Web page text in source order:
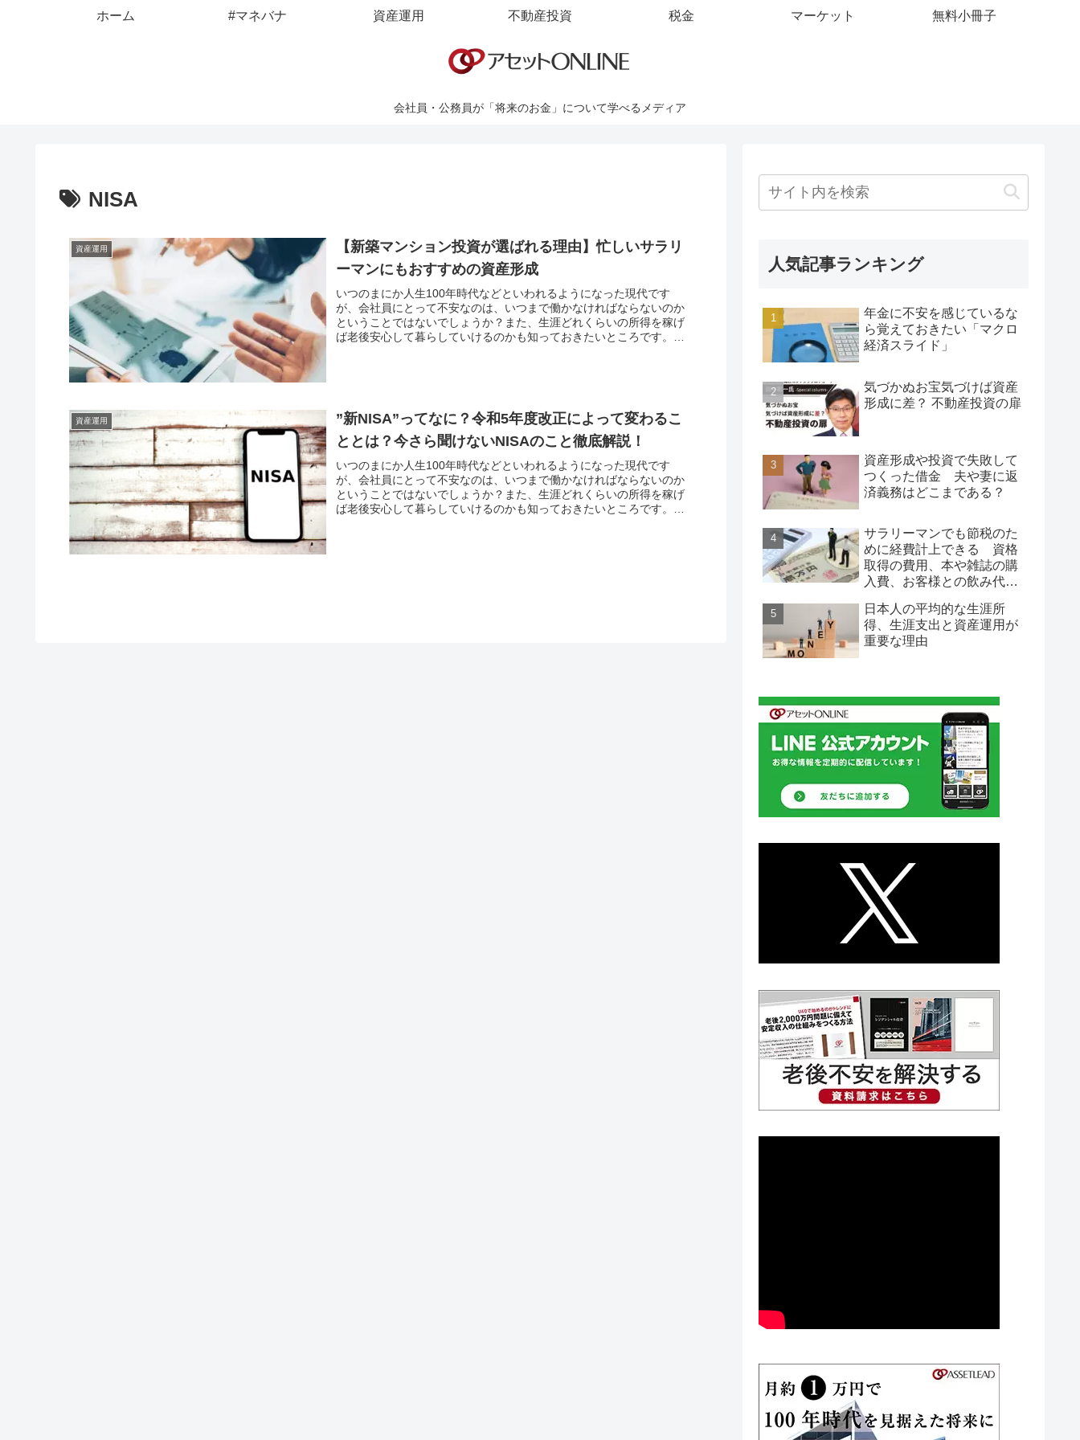
会社員・公務員が「将来のお金」について学べるメディア
ホーム #マネバナ 資産運用 不動産投資 税金 マーケット 無料小冊子
NISA
資産運用
【新築マンション投資が選ばれる理由】忙しいサラリ
ーマンにもおすすめの資産形成
いつのまにか人生100年時代などといわれるようになった現代です
が、会社員にとって不安なのは、いつまで働かなければならないのか
ということではないでしょうか？また、生涯どれくらいの所得を稼げ
ば老後安心して暮らしていけるのかも知っておきたいところです。今
資産運用
”新NISA”ってなに？令和5年度改正によって変わるこ
ととは？今さら聞けないNISAのこと徹底解説！
いつのまにか人生100年時代などといわれるようになった現代です
が、会社員にとって不安なのは、いつまで働かなければならないのか
ということではないでしょうか？また、生涯どれくらいの所得を稼げ
ば老後安心して暮らしていけるのかも知っておきたいところです。今
人気記事ランキング
年金に不安を感じているな
ら覚えておきたい「マクロ
経済スライド」
気づかぬお宝気づけば資産
形成に差？ 不動産投資の扉
資産形成や投資で失敗して
つくった借金 夫や妻に返
済義務はどこまである？
サラリーマンでも節税のた
めに経費計上できる 資格
取得の費用、本や雑誌の購
入費、お客様との飲み代…
日本人の平均的な生涯所
得、生涯支出と資産運用が
重要な理由